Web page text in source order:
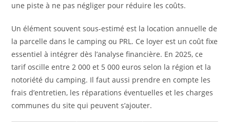
une piste à ne pas négliger pour réduire les coûts.
Un élément souvent sous-estimé est la location annuelle de
la parcelle dans le camping ou PRL. Ce loyer est un coût fixe
essentiel à intégrer dès l’analyse financière. En 2025, ce
tarif oscille entre 2 000 et 5 000 euros selon la région et la
notoriété du camping. Il faut aussi prendre en compte les
frais d’entretien, les réparations éventuelles et les charges
communes du site qui peuvent s’ajouter.